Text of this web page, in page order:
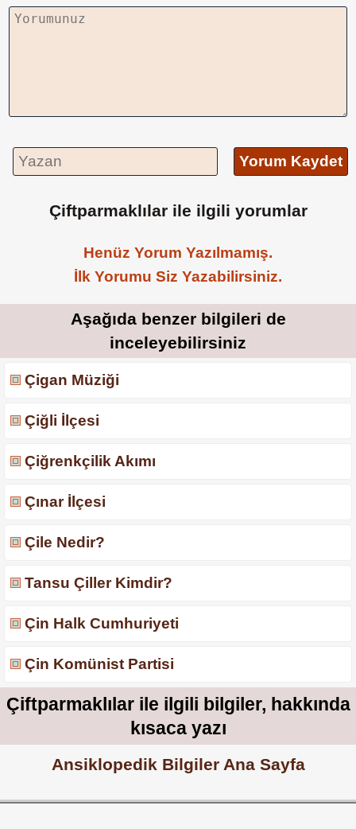
Yorum Kaydet
Çiftparmaklılar ile ilgili yorumlar
Henüz Yorum Yazılmamış.
İlk Yorumu Siz Yazabilirsiniz.
Aşağıda benzer bilgileri de
inceleyebilirsiniz
Çigan Müziği
Çiğli İlçesi
Çiğrenkçilik Akımı
Çınar İlçesi
Çile Nedir?
Tansu Çiller Kimdir?
Çin Halk Cumhuriyeti
Çin Komünist Partisi
Çiftparmaklılar ile ilgili bilgiler, hakkında
kısaca yazı
Ansiklopedik Bilgiler Ana Sayfa